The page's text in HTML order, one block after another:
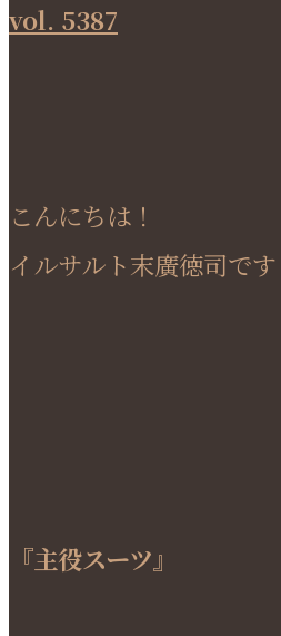
vol. 5387
こんにちは！
イルサルト末廣徳司です
『主役スーツ』